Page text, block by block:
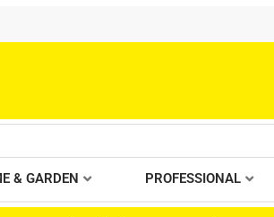
& GARDEN PROFESSIONAL